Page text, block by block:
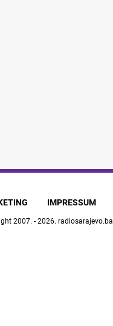
IMPRESSUM
2007. - 2026. radiosarajevo.ba